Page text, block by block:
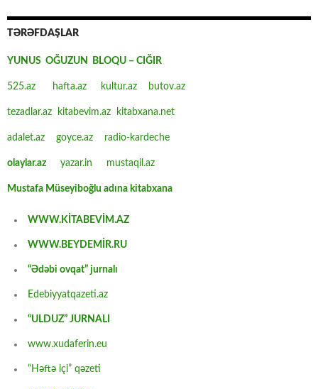
TƏRƏFDAŞLAR
YUNUS OĞUZUN BLOQU – CIĞIR
525.az hafta.az kultur.az butov.az
tezadlar.az kitabevim.az kitabxana.net
adalet.az goyce.az radio-kardeche
olaylar.az yazar.in mustaqil.az
Mustafa Müseyiboğlu adına kitabxana
WWW.KİTABEVİM.AZ
WWW.BEYDEMİR.RU
“Ədəbi ovqat” jurnalı
Edebiyyatqazeti.az
“ULDUZ” JURNALI
www.xudaferin.eu
“Həftə içi” qəzeti